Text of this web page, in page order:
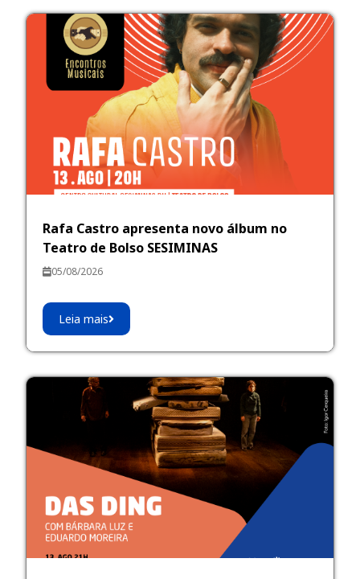
Rafa Castro apresenta novo álbum no
Teatro de Bolso SESIMINAS
05/08/2026
Leia mais